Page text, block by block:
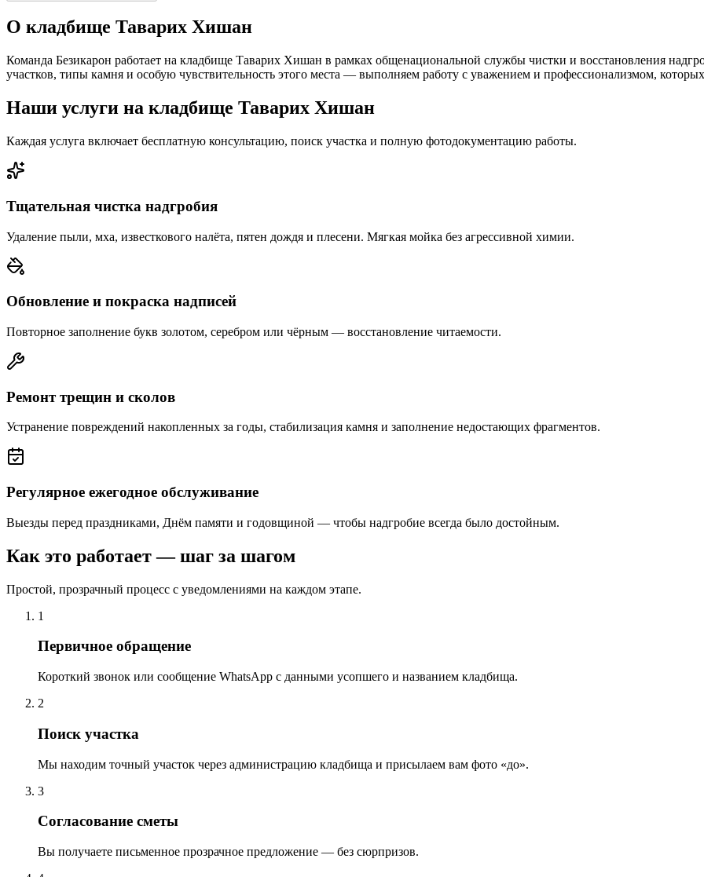
О кладбище Таварих Хишан
Команда Безикарон работает на кладбище Таварих Хишан в рамках общенациональной службы чистки и восстановления
участков, типы камня и особую чувствительность этого места — выполняем работу с уважением и профессионализмом,
Наши услуги на кладбище Таварих Хишан
Каждая услуга включает бесплатную консультацию, поиск участка и полную фотодокументацию работы.
Тщательная чистка надгробия
Удаление пыли, мха, известкового налёта, пятен дождя и плесени. Мягкая мойка без агрессивной химии.
Обновление и покраска надписей
Повторное заполнение букв золотом, серебром или чёрным — восстановление читаемости.
Ремонт трещин и сколов
Устранение повреждений накопленных за годы, стабилизация камня и заполнение недостающих фрагментов.
Регулярное ежегодное обслуживание
Выезды перед праздниками, Днём памяти и годовщиной — чтобы надгробие всегда было достойным.
Как это работает — шаг за шагом
Простой, прозрачный процесс с уведомлениями на каждом этапе.
1
Первичное обращение
Короткий звонок или сообщение WhatsApp с данными усопшего и названием кладбища.
2
Поиск участка
Мы находим точный участок через администрацию кладбища и присылаем вам фото «до».
3
Согласование сметы
Вы получаете письменное прозрачное предложение — без сюрпризов.